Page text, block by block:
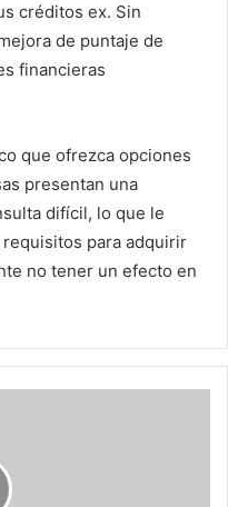
créditos ex. Sin
de puntaje de
financieras
que ofrezca opciones
presentan una
difícil, lo que le
para adquirir
no tener un efecto en